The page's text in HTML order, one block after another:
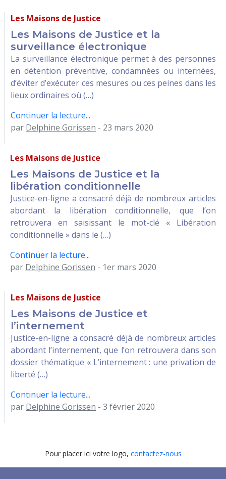
Les Maisons de Justice
Les Maisons de Justice et la
surveillance électronique
La surveillance électronique permet à des personnes
en détention préventive, condamnées ou internées,
d’éviter d’exécuter ces mesures ou ces peines dans les
lieux ordinaires où (…)
Continuer la lecture...
par Delphine Gorissen - 23 mars 2020
Les Maisons de Justice
Les Maisons de Justice et la
libération conditionnelle
Justice-en-ligne a consacré déjà de nombreux articles
abordant la libération conditionnelle, que l’on
retrouvera en saisissant le mot-clé « Libération
conditionnelle » dans le (…)
Continuer la lecture...
par Delphine Gorissen - 1er mars 2020
Les Maisons de Justice
Les Maisons de Justice et
l’internement
Justice-en-ligne a consacré déjà de nombreux articles
abordant l’internement, que l’on retrouvera dans son
dossier thématique « L’internement : une privation de
liberté (…)
Continuer la lecture...
par Delphine Gorissen - 3 février 2020
Pour placer ici votre logo, contactez-nous